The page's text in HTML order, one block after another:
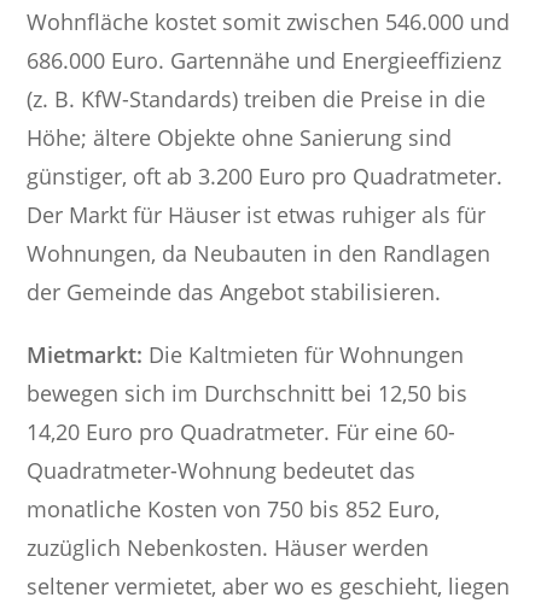
Wohnfläche kostet somit zwischen 546.000 und
686.000 Euro. Gartennähe und Energieeffizienz
(z. B. KfW-Standards) treiben die Preise in die
Höhe; ältere Objekte ohne Sanierung sind
günstiger, oft ab 3.200 Euro pro Quadratmeter.
Der Markt für Häuser ist etwas ruhiger als für
Wohnungen, da Neubauten in den Randlagen
der Gemeinde das Angebot stabilisieren.
Mietmarkt: Die Kaltmieten für Wohnungen
bewegen sich im Durchschnitt bei 12,50 bis
14,20 Euro pro Quadratmeter. Für eine 60-
Quadratmeter-Wohnung bedeutet das
monatliche Kosten von 750 bis 852 Euro,
zuzüglich Nebenkosten. Häuser werden
seltener vermietet, aber wo es geschieht, liegen